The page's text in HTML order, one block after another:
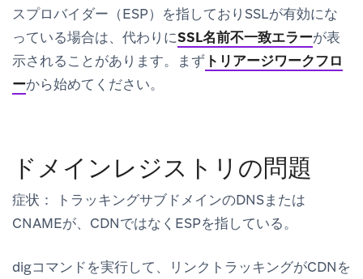
スプロバイダー（ESP）を指しておりSSLが有効にな
っている場合は、代わりにSSL名前不一致エラーが表
示されることがあります。まず トリアージワークフロ
ーから始めてください。
ドメインレジストリの問題
症状：
トラッキングサブドメインのDNSまたは
CNAMEが、CDNではなくESPを指している。
digコマンドを実行して、リンクトラッキングがCDNを